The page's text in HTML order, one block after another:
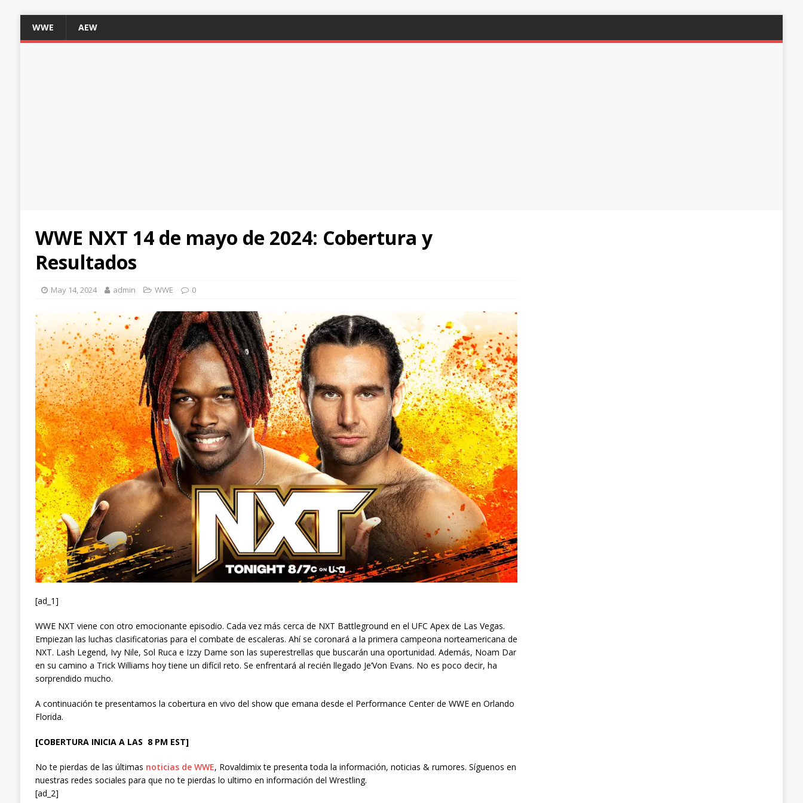
WWE AEW
WWE NXT 14 de mayo de 2024: Cobertura y
Resultados
May 14, 2024 admin WWE 0
[ad_1]
WWE NXT viene con otro emocionante episodio. Cada vez más cerca de NXT Battleground en el UFC Apex de Las Vegas.
Empiezan las luchas clasificatorias para el combate de escaleras. Ahí se coronará a la primera campeona norteamericana de
NXT. Lash Legend, Ivy Nile, Sol Ruca e Izzy Dame son las superestrellas que buscarán una oportunidad. Además, Noam Dar
en su camino a Trick Williams hoy tiene un difícil reto. Se enfrentará al recién llegado Je’Von Evans. No es poco decir, ha
sorprendido mucho.
A continuación te presentamos la cobertura en vivo del show que emana desde el Performance Center de WWE en Orlando
Florida.
[COBERTURA INICIA A LAS 8 PM EST]
No te pierdas de las últimas noticias de WWE, Rovaldimix te presenta toda la información, noticias & rumores. Síguenos en
nuestras redes sociales para que no te pierdas lo ultimo en información del Wrestling.
[ad_2]